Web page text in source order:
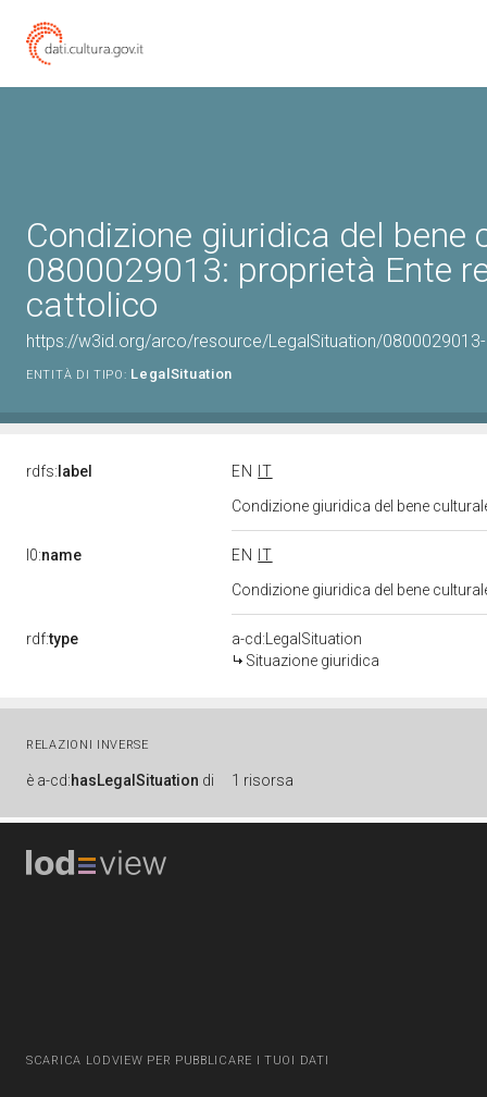
Condizione giuridica del bene
0800029013: proprietà Ente
cattolico
https://w3id.org/arco/resource/LegalSituation/
ENTITÀ DI TIPO: LegalSituation
rdfs: label EN
IT
Condizione giuridica del bene
l0:name EN
IT
Condizione giuridica del bene
rdf:type
a-cd:LegalSituation
Situazione giuridica
RELAZIONI INVERSE
è a-cd:hasLegalSituation di 1 risorsa
SCARICA LODVIEW PER PUBBLICARE I TUOI DATI